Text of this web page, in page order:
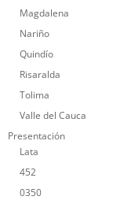
Magdalena
Nariño
Quindío
Risaralda
Tolima
Valle del Cauca
Presentación
Lata
452
0350